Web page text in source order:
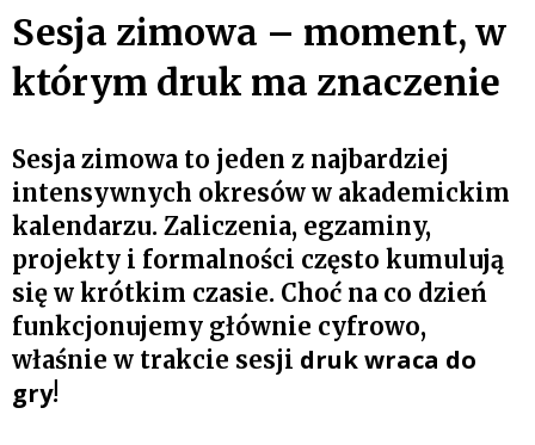
Sesja zimowa – moment, w
którym druk ma znaczenie
Sesja zimowa to jeden z najbardziej
intensywnych okresów w akademickim
kalendarzu. Zaliczenia, egzaminy,
projekty i formalności często kumulują
się w krótkim czasie. Choć na co dzień
funkcjonujemy głównie cyfrowo,
właśnie w trakcie sesji druk wraca do
gry!